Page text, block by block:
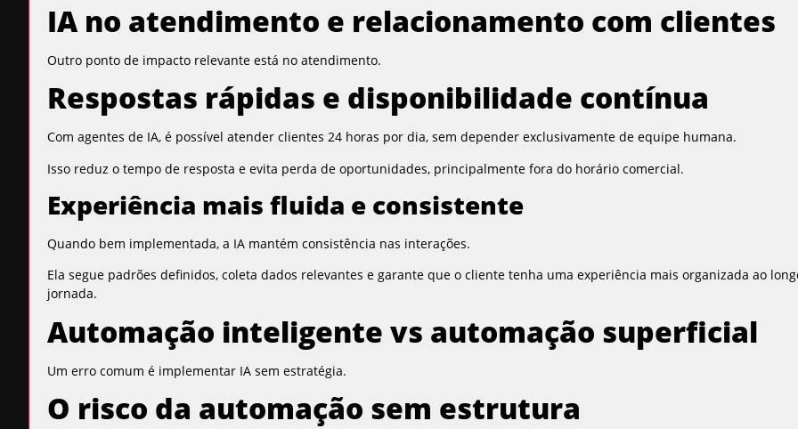
IA no atendimento e relacionamento com clientes
Outro ponto de impacto relevante está no atendimento.
Respostas rápidas e disponibilidade contínua
Com agentes de IA, é possível atender clientes 24 horas por dia, sem depender exclusivamente de equipe humana.
Isso reduz o tempo de resposta e evita perda de oportunidades, principalmente fora do horário comercial.
Experiência mais fluida e consistente
Quando bem implementada, a IA mantém consistência nas interações.
Ela segue padrões definidos, coleta dados relevantes e garante que o cliente tenha uma experiência mais organizada ao
jornada.
Automação inteligente vs automação superficial
Um erro comum é implementar IA sem estratégia.
O risco da automação sem estrutura